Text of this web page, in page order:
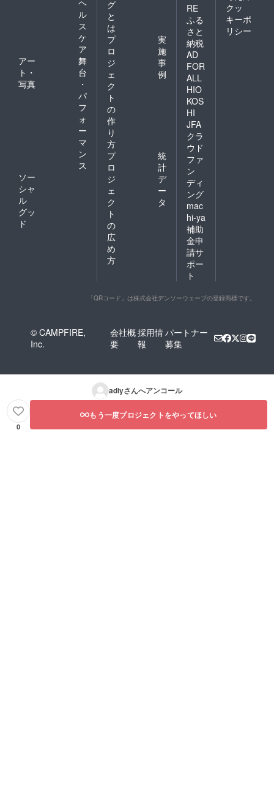
ル
ス
ケ
ア
アー
ト・
写真
舞
台
・
パ
フ
ォ
ー
マ
ン
ス
ソー
シャ
ル
グッ
ド
グ
と
は
プ
ロ
ジ
ェ
ク
ト
の
作
り
方
実
施
事
例
プ
ロ
ジ
ェ
ク
ト
の
広
め
方
統
計
デ
ー
タ
RE
ふる
さと
納税
AD
FOR
ALL
HIO
KOS
HI
JFA
クラ
ウド
ファ
ン
ディ
ング
mac
hi-ya
補助
金申
請サ
ポー
ト
クッ
キーポ
リシー
「QRコード」は株式会社デンソーウェーブの登録商標です。
© CAMPFIRE,
Inc.
会社概
要
採用情
報
パートナー
募集
adiyさんへアンコール
0
もう一度プロジェクトをやってほしい